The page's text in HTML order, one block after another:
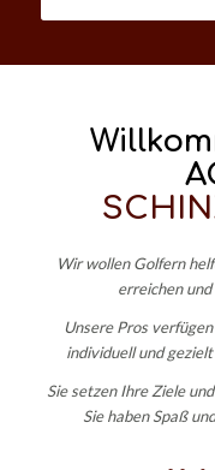
Wir wollen Golfern
erreichen und
Unsere Pros
individuell und
Sie setzen Ihre Ziele
Sie haben Spaß